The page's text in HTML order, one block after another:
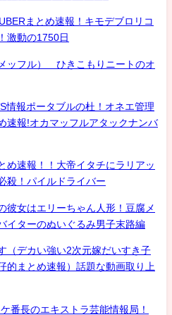
まとめ速報！キモデブロリコ
激動の1750日
ッフル） ひきこもりニートのオ
情報ポータブルの杜！オネエ管理
速報!オカマッフルアタックナンバ
め速報！！大帝イタチにラリアッ
殺！パイルドライバー
女はエリーちゃん人形！豆腐メ
イターのぬいぐるみ男子末路編
（デカい強い2次元嫁だいすき子
的まとめ速報）話題な動画取り上
番長のエキストラ芸能情報局！